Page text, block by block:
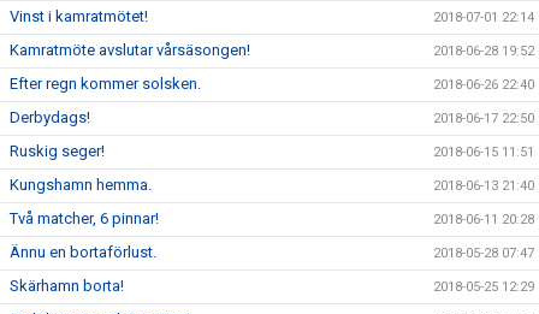
Vinst i kamratmötet! 2018-07-01 22:14
Kamratmöte avslutar vårsäsongen! 2018-06-28 19:52
Efter regn kommer solsken. 2018-06-26 22:40
Derbydags! 2018-06-17 22:50
Ruskig seger! 2018-06-15 11:51
Kungshamn hemma. 2018-06-13 21:40
Två matcher, 6 pinnar! 2018-06-11 20:28
Ännu en bortaförlust. 2018-05-28 07:47
Skärhamn borta! 2018-05-25 12:29